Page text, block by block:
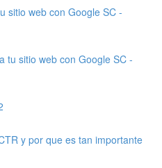
sitio web con Google SC -
tu sitio web con Google SC -
y por que es tan importante